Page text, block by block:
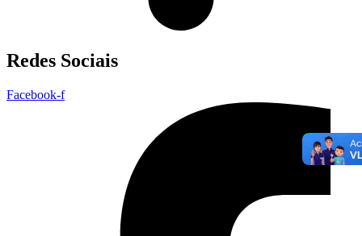
Redes Sociais
Facebook-f